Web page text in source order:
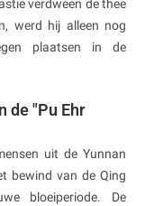
verdween de thee
werd hij alleen nog
plaatsen in de
de "Pu Ehr
uit de Yunnan
bewind van de Qing
bloeiperiode. De